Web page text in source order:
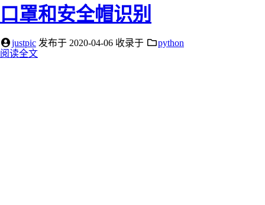
口罩和安全帽识别
justpic 发布于 2020-04-06 收录于
python
阅读全文